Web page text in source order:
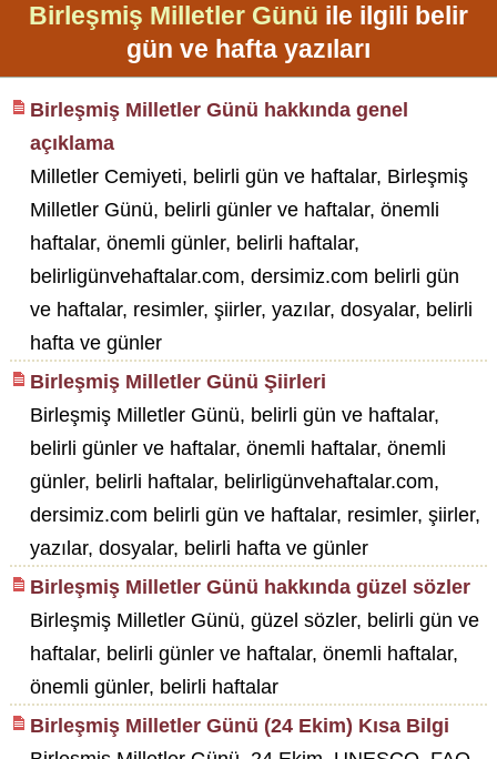
Birleşmiş Milletler Günü ile ilgili belir
gün ve hafta yazıları
Birleşmiş Milletler Günü hakkında genel
açıklama
Milletler Cemiyeti, belirli gün ve haftalar, Birleşmiş
Milletler Günü, belirli günler ve haftalar, önemli
haftalar, önemli günler, belirli haftalar,
belirligünvehaftalar.com, dersimiz.com belirli gün
ve haftalar, resimler, şiirler, yazılar, dosyalar, belirli
hafta ve günler
Birleşmiş Milletler Günü Şiirleri
Birleşmiş Milletler Günü, belirli gün ve haftalar,
belirli günler ve haftalar, önemli haftalar, önemli
günler, belirli haftalar, belirligünvehaftalar.com,
dersimiz.com belirli gün ve haftalar, resimler, şiirler,
yazılar, dosyalar, belirli hafta ve günler
Birleşmiş Milletler Günü hakkında güzel sözler
Birleşmiş Milletler Günü, güzel sözler, belirli gün ve
haftalar, belirli günler ve haftalar, önemli haftalar,
önemli günler, belirli haftalar
Birleşmiş Milletler Günü (24 Ekim) Kısa Bilgi